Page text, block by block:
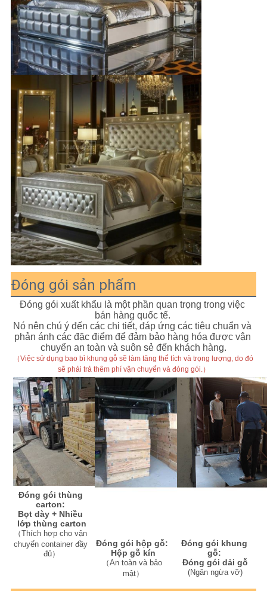
Đóng gói sản phẩm
Đóng gói xuất khẩu là một phần quan trọng trong việc
bán hàng quốc tế.
Nó nên chú ý đến các chi tiết, đáp ứng các tiêu chuẩn và
phản ánh các đặc điểm để đảm bảo hàng hóa được vận
chuyển an toàn và suôn sẻ đến khách hàng.
（Việc sử dụng bao bì khung gỗ sẽ làm tăng thể tích và trọng lượng, do đó
sẽ phải trả thêm phí vận chuyển và đóng gói.）
Đóng gói thùng
carton:
Bọt dày + Nhiều
lớp thùng carton
（Thích hợp cho vận
chuyển container đầy
đủ）
Đóng gói hộp gỗ:
Hộp gỗ kín
（An toàn và bảo
mật）
Đóng gói khung
gỗ:
Đóng gói dải gỗ
(Ngăn ngừa vỡ)